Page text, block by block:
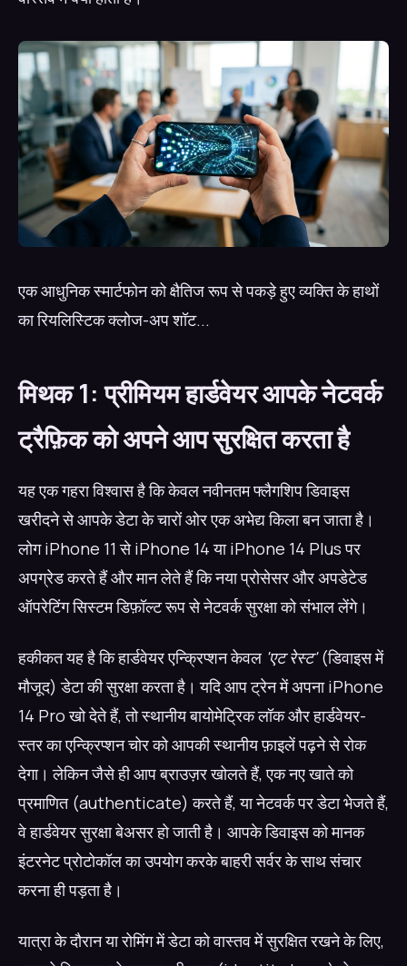
एक आधुनिक स्मार्टफोन को क्षैतिज रूप से पकड़े हुए व्यक्ति के हाथों
का रियलिस्टिक क्लोज-अप शॉट...
मिथक 1: प्रीमियम हार्डवेयर आपके नेटवर्क
ट्रैफ़िक को अपने आप सुरक्षित करता है
यह एक गहरा विश्वास है कि केवल नवीनतम फ्लैगशिप डिवाइस
खरीदने से आपके डेटा के चारों ओर एक अभेद्य किला बन जाता है।
लोग iPhone 11 से iPhone 14 या iPhone 14 Plus पर
अपग्रेड करते हैं और मान लेते हैं कि नया प्रोसेसर और अपडेटेड
ऑपरेटिंग सिस्टम डिफ़ॉल्ट रूप से नेटवर्क सुरक्षा को संभाल लेंगे।
हकीकत यह है कि हार्डवेयर एन्क्रिप्शन केवल 'एट रेस्ट'(डिवाइस में
मौजूद) डेटा की सुरक्षा करता है। यदि आप ट्रेन में अपना iPhone
14 Pro खो देते हैं, तो स्थानीय बायोमेट्रिक लॉक और हार्डवेयर-
स्तर का एन्क्रिप्शन चोर को आपकी स्थानीय फ़ाइलें पढ़ने से रोक
देगा। लेकिन जैसे ही आप ब्राउज़र खोलते हैं, एक नए खाते को
प्रमाणित (authenticate) करते हैं, या नेटवर्क पर डेटा भेजते हैं,
वे हार्डवेयर सुरक्षा बेअसर हो जाती है। आपके डिवाइस को मानक
इंटरनेट प्रोटोकॉल का उपयोग करके बाहरी सर्वर के साथ संचार
करना ही पड़ता है।
यात्रा के दौरान या रोमिंग में डेटा को वास्तव में सुरक्षित रखने के लिए,